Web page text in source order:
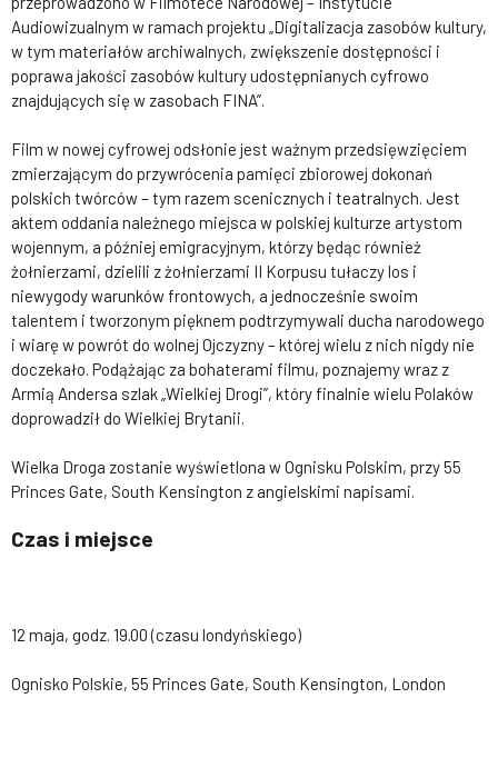
Audiowizualnym w ramach projektu „Digitalizacja zasobów kultury,
w tym materiałów archiwalnych, zwiększenie dostępności i
poprawa jakości zasobów kultury udostępnianych cyfrowo
znajdujących się w zasobach FINA”.
Film w nowej cyfrowej odsłonie jest ważnym przedsięwzięciem
zmierzającym do przywrócenia pamięci zbiorowej dokonań
polskich twórców – tym razem scenicznych i teatralnych. Jest
aktem oddania należnego miejsca w polskiej kulturze artystom
wojennym, a później emigracyjnym, którzy będąc również
żołnierzami, dzielili z żołnierzami II Korpusu tułaczy los i
niewygody warunków frontowych, a jednocześnie swoim
talentem i tworzonym pięknem podtrzymywali ducha narodowego
i wiarę w powrót do wolnej Ojczyzny – której wielu z nich nigdy nie
doczekało. Podążając za bohaterami filmu, poznajemy wraz z
Armią Andersa szlak „Wielkiej Drogi”, który finalnie wielu Polaków
doprowadził do Wielkiej Brytanii.
Wielka Droga zostanie wyświetlona w Ognisku Polskim, przy 55
Princes Gate, South Kensington z angielskimi napisami.
Czas i miejsce
12 maja, godz. 19.00 (czasu londyńskiego)
Ognisko Polskie, 55 Princes Gate, South Kensington, London